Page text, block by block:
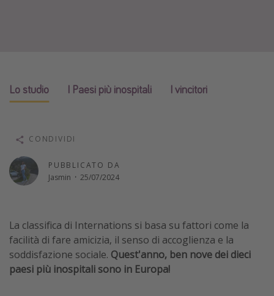
Vacanze con bambini
Vacanze al mare
Altri argomenti
Travel magazine
Festività del 2026
Città più visitate
Lo studio I Paesi più inospitali I vincitori
PUBBLICATO DA
Jasmin · 25/07/2024
CONDIVIDI
La classifica di Internations si basa su fattori come la
facilità di fare amicizia, il senso di accoglienza e la
soddisfazione sociale. Quest'anno, ben nove dei dieci
paesi più inospitali sono in Europa!